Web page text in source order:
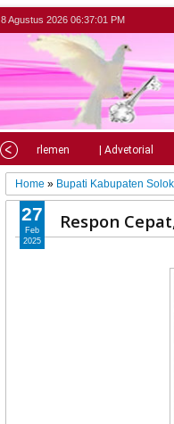
8 Agustus 2026 06:37:02 PM
| Parlemen | Advetorial
Home » Bupati Kabupaten Solok
Respon
27
Feb
2025